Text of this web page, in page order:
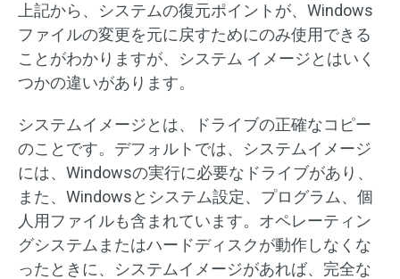
上記から、システムの復元ポイントが、Windows
ファイルの変更を元に戻すためにのみ使用できる
ことがわかりますが、システム イメージとはいく
つかの違いがあります。
システムイメージとは、ドライブの正確なコピー
のことです。デフォルトでは、システムイメージ
には、Windowsの実行に必要なドライブがあり、
また、Windowsとシステム設定、プログラム、個
人用ファイルも含まれています。オペレーティン
グシステムまたはハードディスクが動作しなくな
ったときに、システムイメージがあれば、完全な